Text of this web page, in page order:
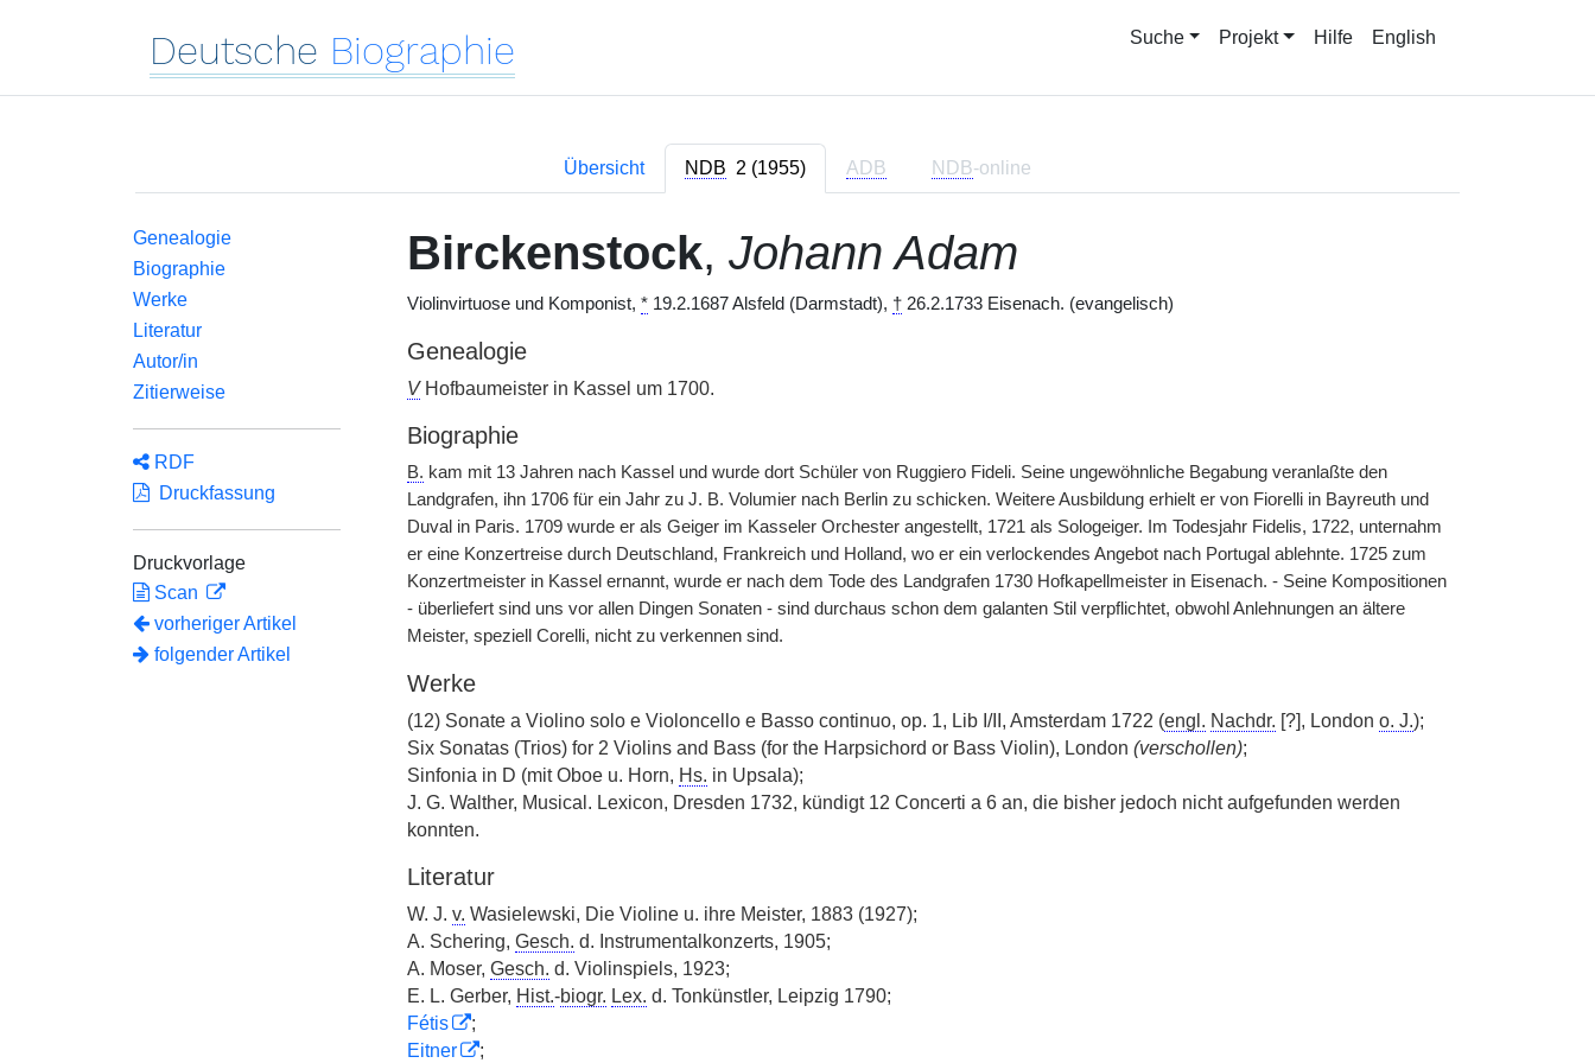
Deutsche Biographie Suche Projekt Hilfe English
Übersicht NDB 2 (1955) ADB NDB-online
Genealogie
Biographie
Werke
Literatur
Autor/in
Zitierweise
RDF
Druckfassung
Druckvorlage
Scan
vorheriger Artikel
folgender Artikel
Birckenstock, Johann Adam
Violinvirtuose und Komponist, *19.2.1687 Alsfeld (Darmstadt), †26.2.1733 Eisenach. (evangelisch)
Genealogie
VHofbaumeister in Kassel um 1700.
Biographie
B. kam mit 13 Jahren nach Kassel und wurde dort Schüler von Ruggiero Fideli. Seine ungewöhnliche Begabung veranlaßte den
Landgrafen, ihn 1706 für ein Jahr zu J. B. Volumier nach Berlin zu schicken. Weitere Ausbildung erhielt er von Fiorelli in Bayreuth und
Duval in Paris. 1709 wurde er als Geiger im Kasseler Orchester angestellt, 1721 als Sologeiger. Im Todesjahr Fidelis, 1722, unternahm
er eine Konzertreise durch Deutschland, Frankreich und Holland, wo er ein verlockendes Angebot nach Portugal ablehnte. 1725 zum
Konzertmeister in Kassel ernannt, wurde er nach dem Tode des Landgrafen 1730 Hofkapellmeister in Eisenach. - Seine Kompositionen
- überliefert sind uns vor allen Dingen Sonaten - sind durchaus schon dem galanten Stil verpflichtet, obwohl Anlehnungen an ältere
Meister, speziell Corelli, nicht zu verkennen sind.
Werke
(12) Sonate a Violino solo e Violoncello e Basso continuo, op. 1, Lib I/II, Amsterdam 1722 (engl. Nachdr. [?], London o. J.);
Six Sonatas (Trios) for 2 Violins and Bass (for the Harpsichord or Bass Violin), London (verschollen);
Sinfonia in D (mit Oboe u. Horn, Hs. in Upsala);
J. G. Walther, Musical. Lexicon, Dresden 1732, kündigt 12 Concerti a 6 an, die bisher jedoch nicht aufgefunden werden
konnten.
Literatur
W. J. v. Wasielewski, Die Violine u. ihre Meister, 1883 (1927);
A. Schering, Gesch. d. Instrumentalkonzerts, 1905;
A. Moser, Gesch. d. Violinspiels, 1923;
E. L. Gerber, Hist.-biogr. Lex. d. Tonkünstler, Leipzig 1790;
Fétis
;
Eitner
;